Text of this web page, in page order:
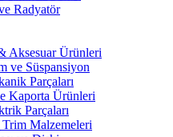
Radyatör
Aksesuar Ürünleri
ve Süspansiyon
Parçaları
Kaporta Ürünleri
Parçaları
Malzemeleri